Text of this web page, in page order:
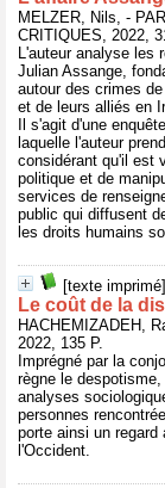
MELZER, Nils, -
CRITIQUES, 2022,
L'auteur analyse les
Julian Assange,
autour des crimes
et de leurs alliés en
Il s'agit d'une
laquelle l'auteur
considérant qu'il est
politique et de
services de
public qui diffusent
les droits humains
[texte imprimé]
Le coût de la
HACHEMIZADEH,
2022, 135 P.
Imprégné par la
règne le
analyses
personnes
porte ainsi un
l'Occident.